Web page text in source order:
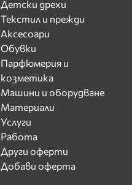
Детски дрехи
Текстил и прежди
Аксесоари
Обувки
Парфюмерия и
козметика
Машини и оборудване
Материали
Услуги
Работа
Други оферти
Добави оферта